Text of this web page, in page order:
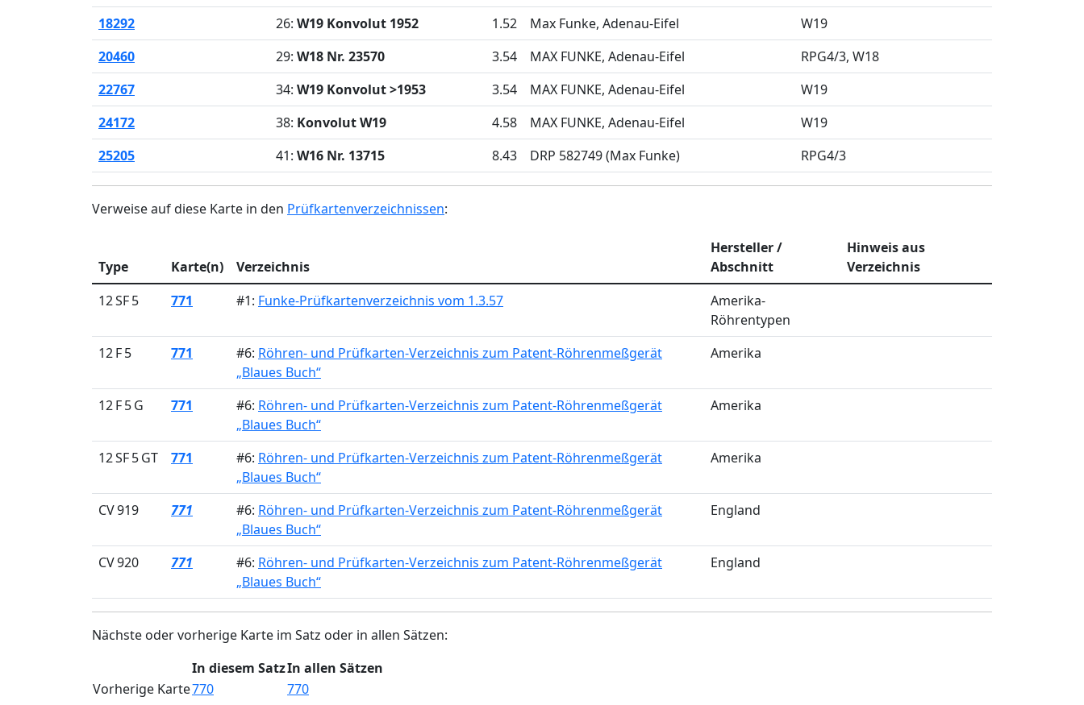
18292
26: W19 Konvolut 1952 1.52 Max Funke, Adenau-Eifel
W19
20460
29: W18 Nr. 23570 3.54 MAX FUNKE, Adenau-Eifel RPG4/3 W18
22767
34: W19 Konvolut >1953 3.54 MAX FUNKE, Adenau-Eifel
W19
24172
38: Konvolut W19 4.58 MAX FUNKE, Adenau-Eifel
W19
25205
41: W16 Nr. 13715 8.43 DRP 582749 (Max Funke) RPG4/3
Verweise auf diese Karte in den Prüfkartenverzeichnissen:
Type Karte(n) Verzeichnis
Hersteller /
Abschnitt
Hinweis aus
Verzeichnis
12 SF 5
771 #1: Funke-Prüfkartenverzeichnis vom 1.3.57
Amerika-
Röhrentypen
12 F 5
771 #6: Röhren- und Prüfkarten-Verzeichnis zum Patent-Röhrenmeßgerät
„Blaues Buch“
Amerika
12 F 5 G 771 #6: Röhren- und Prüfkarten-Verzeichnis zum Patent-Röhrenmeßgerät
„Blaues Buch“
Amerika
12 SF 5 GT 771 #6: Röhren- und Prüfkarten-Verzeichnis zum Patent-Röhrenmeßgerät
„Blaues Buch“
Amerika
CV 919 771 #6: Röhren- und Prüfkarten-Verzeichnis zum Patent-Röhrenmeßgerät
„Blaues Buch“
England
CV 920 771 #6: Röhren- und Prüfkarten-Verzeichnis zum Patent-Röhrenmeßgerät
„Blaues Buch“
England
Nächste oder vorherige Karte im Satz oder in allen Sätzen:
In diesem SatzIn allen Sätzen
Vorherige Karte770
770